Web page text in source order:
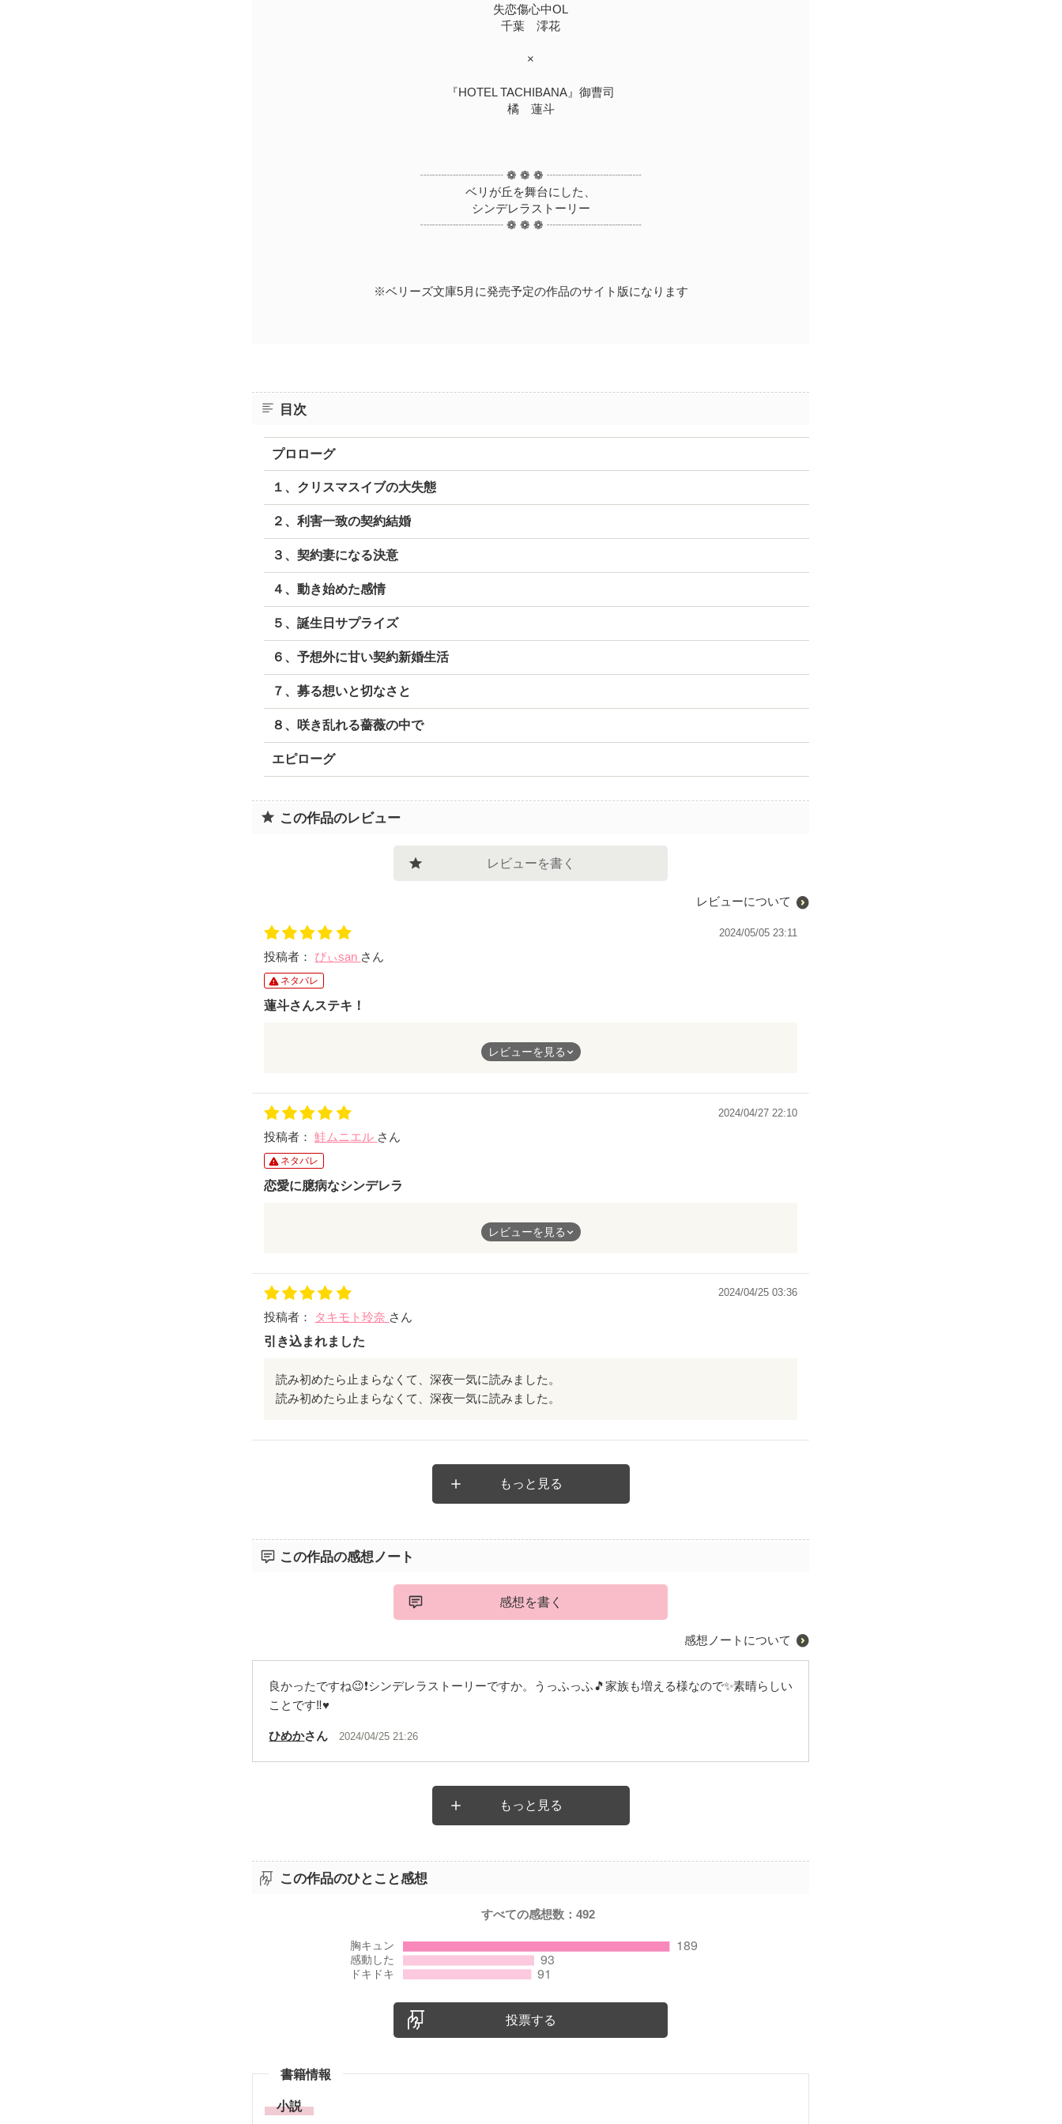
失恋傷心中OL
千葉 澪花
×
『HOTEL TACHIBANA』御曹司
橘 蓮斗
┈┈┈┈┈┈┈ ❁ ❁ ❁ ┈┈┈┈┈┈┈┈
ベリが丘を舞台にした、
シンデレラストーリー
┈┈┈┈┈┈┈ ❁ ❁ ❁ ┈┈┈┈┈┈┈┈
※ベリーズ文庫5月に発売予定の作品のサイト版になります
目次
プロローグ
１、クリスマスイブの大失態
２、利害一致の契約結婚
３、契約妻になる決意
４、動き始めた感情
５、誕生日サプライズ
６、予想外に甘い契約新婚生活
７、募る想いと切なさと
８、咲き乱れる薔薇の中で
エピローグ
この作品のレビュー
レビューを書く
レビューについて
2024/05/05 23:11
投稿者： ぴぃsan さん
ネタバレ
蓮斗さんステキ！
親が反対しても愛する人との結婚を貫き、カッコよかったです！
これからも幸せに過ごしてほしいです！
レビューを見る
2024/04/27 22:10
投稿者：鮭ムニエル さん
ネタバレ
恋愛に臆病なシンデレラ
恋愛に臆病で家族思いの苦労人のヒロインがハイスペックなヒーローに見初められるお話。読み
進めていくほどヒロインの内面の綺麗さ、思いやり、強さがとても印象的で、ヒーローが強く惹
レビューを見る
2024/04/25 03:36
投稿者： タキモト玲奈 さん
引き込まれました
読み初めたら止まらなくて、深夜一気に読みました。
読み初めたら止まらなくて、深夜一気に読みました。
もっと見る
この作品の感想ノート
感想を書く
感想ノートについて
良かったですね😉❗シンデレラストーリーですか。うっふっふ🎵家族も増える様なので✨素晴らしい
ことです‼️♥️
ひめかさん 2024/04/25 21:26
もっと見る
この作品のひとこと感想
すべての感想数：492
投票する
書籍情報
小説